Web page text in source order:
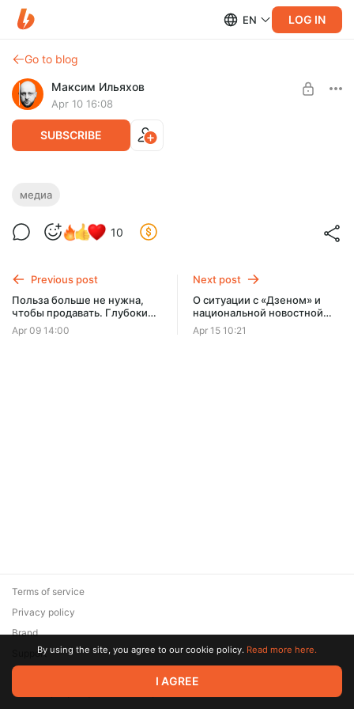
EN LOG IN
Go to blog
Максим Ильяхов
Apr 10 16:08
SUBSCRIBE
Пошаговый план: запускаем медиа для
Редакторская курилка
медиа
10
Previous post
Польза больше не нужна,
чтобы продавать. Глубокий
разговор про боли
Apr 09 14:00
Next post
О ситуации с «‎Дзеном» и
национальной новостной
платформой
Apr 15 10:21
© 2026 Zaya Solutions Limited. All rights reserved. All trademarks
are the property of their respective owners.
Terms of service
Privacy policy
Brand
SupportBy using the site, you agree to our cookie policy. Read more here.
I AGREE